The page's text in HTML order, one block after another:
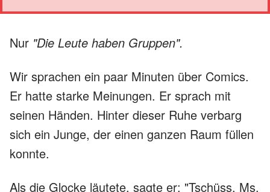
Nur "Die Leute haben Gruppen".
Wir sprachen ein paar Minuten über Comics.
Er hatte starke Meinungen. Er sprach mit
seinen Händen. Hinter dieser Ruhe verbarg
sich ein Junge, der einen ganzen Raum füllen
konnte.
Als die Glocke läutete, sagte er: "Tschüss, Ms.